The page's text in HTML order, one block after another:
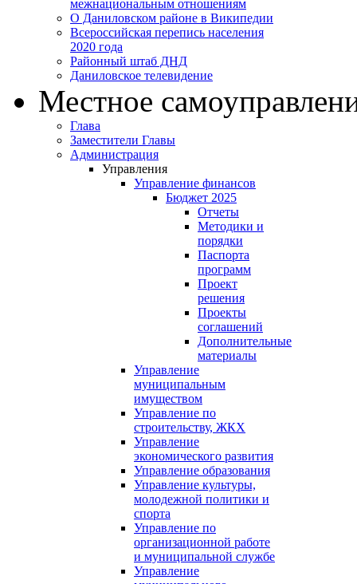
межнациональным отношениям
О Даниловском районе в Википедии
Всероссийская перепись населения
2020 года
Районный штаб ДНД
Даниловское телевидение
Местное
Глава
Заместители Главы
Администрация
Управления
Управление финансов
Бюджет 2025
Отчеты
Методики и
порядки
Паспорта
программ
Проект
решения
Проекты
соглашений
Дополнительные
материалы
Управление
муниципальным
имуществом
Управление по
строительству, ЖКХ
Управление
экономического развития
Управление образования
Управление культуры,
молодежной политики и
спорта
Управление по
организационной работе
и муниципальной службе
Управление